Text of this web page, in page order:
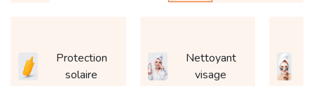
Protection
solaire
Nettoyant
visage